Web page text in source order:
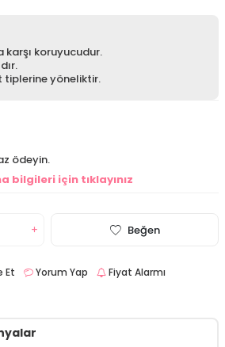
karşı koruyucudur.
tiplerine yöneliktir.
ödeyin.
bilgileri için tıklayınız
Beğen
Et Yorum Yap Fiyat Alarmı